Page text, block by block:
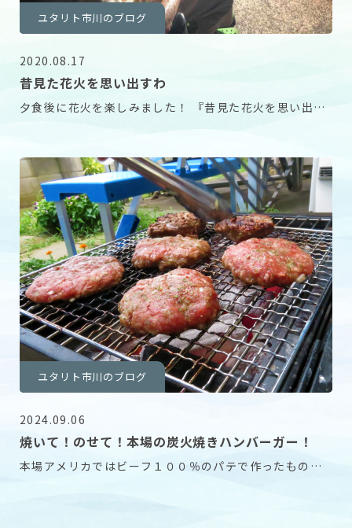
ユタリト市川のブログ
2020.08.17
昔見た花火を思い出すわ
夕食後に花火を楽しみました！ 『昔見た花火を思い出す
ユタリト市川のブログ
2024.09.06
焼いて！のせて！本場の炭火焼きハンバーガー！
本場アメリカではビーフ１００％のパテで作ったものだ